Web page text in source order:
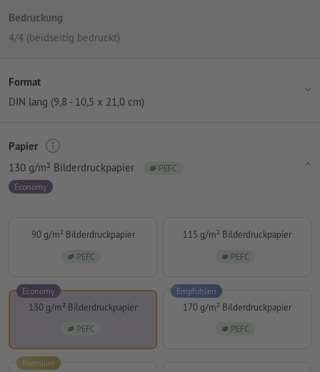
Bedruckung
4/4 (beidseitig bedruckt)
Format
DIN lang (9,8 - 10,5 x 21,0 cm)
Papier
130 g/m² Bilderdruckpapier
PEFC
Economy
90 g/m² Bilderdruckpapier
PEFC
115 g/m² Bilderdruckpapier
PEFC
130 g/m² Bilderdruckpapier
PEFC
Economy
170 g/m² Bilderdruckpapier
PEFC
Empfohlen
Premium